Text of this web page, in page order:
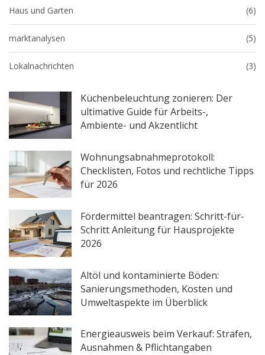
Haus und Garten (6)
marktanalysen (5)
Lokalnachrichten (3)
Küchenbeleuchtung zonieren: Der
ultimative Guide für Arbeits-,
Ambiente- und Akzentlicht
Wohnungsabnahmeprotokoll:
Checklisten, Fotos und rechtliche Tipps
für 2026
Fördermittel beantragen: Schritt-für-
Schritt Anleitung für Hausprojekte
2026
Altöl und kontaminierte Böden:
Sanierungsmethoden, Kosten und
Umweltaspekte im Überblick
Energieausweis beim Verkauf: Strafen,
Ausnahmen & Pflichtangaben